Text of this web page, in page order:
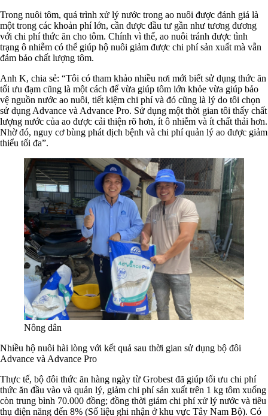
Trong nuôi tôm, quá trình xử lý nước trong ao nuôi được đánh giá là
một trong các khoản phí lớn, cần được đầu tư gần như tương đương
với chi phí thức ăn cho tôm. Chính vì thế, ao nuôi tránh được tình
trạng ô nhiễm có thể giúp hộ nuôi giảm được chi phí sản xuất mà vẫn
đảm bảo chất lượng tôm.
Anh K, chia sẻ: “Tôi có tham khảo nhiều nơi mới biết sử dụng thức ăn
tối ưu đạm cũng là một cách để vừa giúp tôm lớn khỏe vừa giúp bảo
vệ nguồn nước ao nuôi, tiết kiệm chi phí và đó cũng là lý do tôi chọn
sử dụng Advance và Advance Pro. Sử dụng một thời gian tôi thấy chất
lượng nước của ao được cải thiện rõ hơn, ít ô nhiễm và ít chất thải hơn.
Nhờ đó, nguy cơ bùng phát dịch bệnh và chi phí quản lý ao được giảm
thiểu tối đa”.
Nông dân
Nhiều hộ nuôi hài lòng với kết quả sau thời gian sử dụng bộ đôi
Advance và Advance Pro
Thực tế, bộ đôi thức ăn hàng ngày từ Grobest đã giúp tối ưu chi phí
thức ăn đầu vào và quản lý, giảm chi phí sản xuất trên 1 kg tôm xuống
còn trung bình 70.000 đồng; đồng thời giảm chi phí xử lý nước và tiêu
thụ điện năng đến 8% (Số liệu ghi nhận ở khu vực Tây Nam Bộ). Có